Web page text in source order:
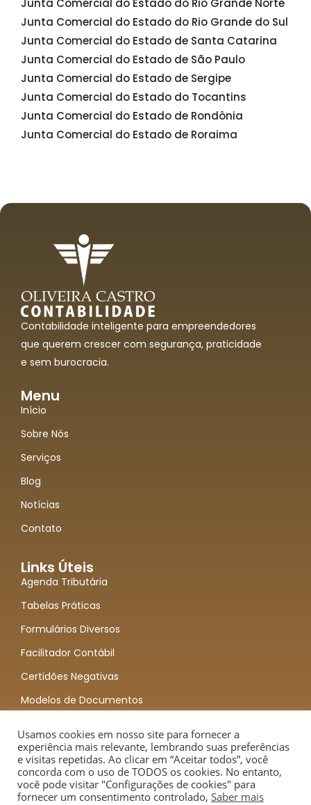
Junta Comercial do Estado do Rio Grande Norte
Junta Comercial do Estado do Rio Grande do Sul
Junta Comercial do Estado de Santa Catarina
Junta Comercial do Estado de São Paulo
Junta Comercial do Estado de Sergipe
Junta Comercial do Estado do Tocantins
Junta Comercial do Estado de Rondônia
Junta Comercial do Estado de Roraima
Contabilidade inteligente para empreendedores
que querem crescer com segurança, praticidade
e sem burocracia.
Menu
Início
Sobre Nós
Serviços
Blog
Notícias
Contato
Links Úteis
Agenda Tributária
Tabelas Práticas
Formulários Diversos
Facilitador Contábil
Certidões Negativas
Modelos de Documentos
Redes Sociais
Usamos cookies em nosso site para fornecer a
experiência mais relevante, lembrando suas preferências
e visitas repetidas. Ao clicar em “Aceitar todos”, você
concorda com o uso de TODOS os cookies. No entanto,
você pode visitar "Configurações de cookies" para
fornecer um consentimento controlado, Saber mais